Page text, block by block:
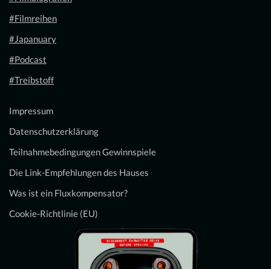
#Filmreihen
#Japanuary
#Podcast
#Treibstoff
Impressum
Datenschutzerklärung
Teilnahmebedingungen Gewinnspiele
Die Link-Empfehlungen des Hauses
Was ist ein Fluxkompensator?
Cookie-Richtlinie (EU)